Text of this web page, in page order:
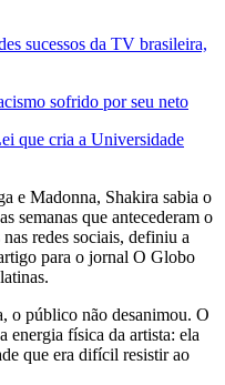
sucessos da TV brasileira,
sofrido por seu neto
que cria a Universidade
e Madonna, Shakira sabia o
semanas que antecederam o
redes sociais, definiu a
para o jornal O Globo
o público não desanimou. O
energia física da artista: ela
que era difícil resistir ao